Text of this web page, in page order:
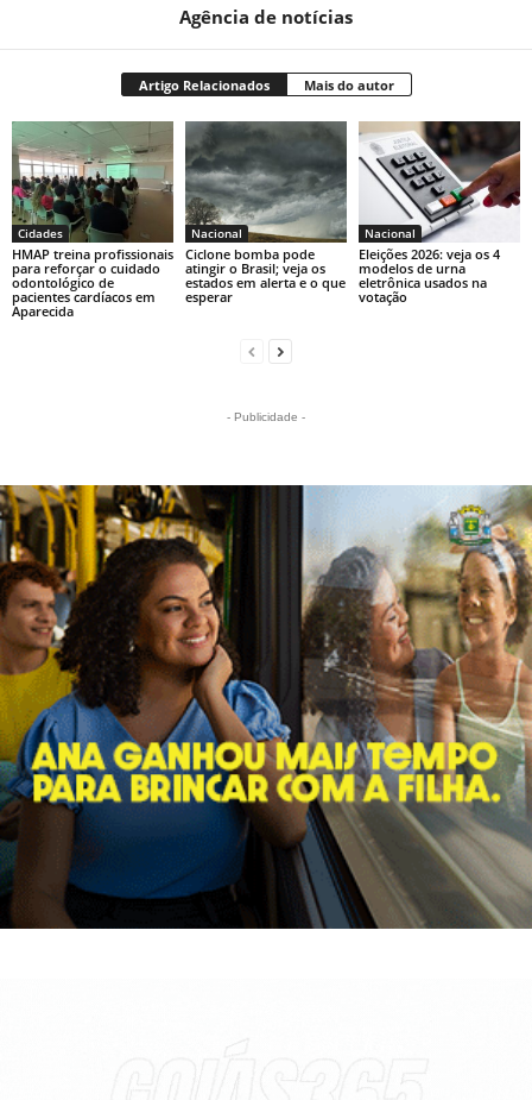
Agência de notícias
Artigo Relacionados Mais do autor
Cidades
HMAP treina profissionais
para reforçar o cuidado
odontológico de
pacientes cardíacos em
Aparecida
Nacional
Ciclone bomba pode
atingir o Brasil; veja os
estados em alerta e o que
esperar
Nacional
Eleições 2026: veja os 4
modelos de urna
eletrônica usados na
votação
- Publicidade -